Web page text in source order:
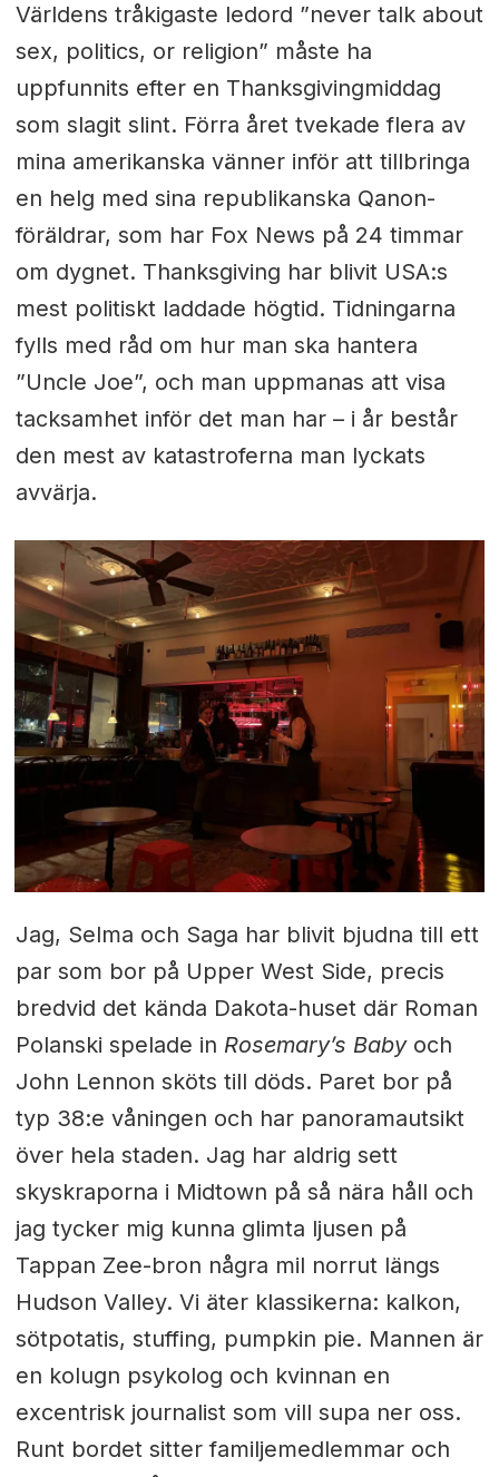
Världens tråkigaste ledord ”never talk about
sex, politics, or religion” måste ha
uppfunnits efter en Thanksgivingmiddag
som slagit slint. Förra året tvekade flera av
mina amerikanska vänner inför att tillbringa
en helg med sina republikanska Qanon-
föräldrar, som har Fox News på 24 timmar
om dygnet. Thanksgiving har blivit USA:s
mest politiskt laddade högtid. Tidningarna
fylls med råd om hur man ska hantera
”Uncle Joe”, och man uppmanas att visa
tacksamhet inför det man har – i år består
den mest av katastroferna man lyckats
avvärja.
Jag, Selma och Saga har blivit bjudna till ett
par som bor på Upper West Side, precis
bredvid det kända Dakota-huset där Roman
Polanski spelade in Rosemary’s Babyoch
John Lennon sköts till döds. Paret bor på
typ 38:e våningen och har panoramautsikt
över hela staden. Jag har aldrig sett
skyskraporna i Midtown på så nära håll och
jag tycker mig kunna glimta ljusen på
Tappan Zee-bron några mil norrut längs
Hudson Valley. Vi äter klassikerna: kalkon,
sötpotatis, stuffing, pumpkin pie. Mannen är
en kolugn psykolog och kvinnan en
excentrisk journalist som vill supa ner oss.
Runt bordet sitter familjemedlemmar och